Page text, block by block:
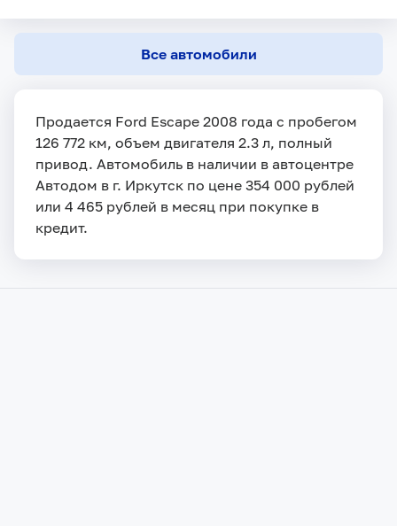
Все автомобили
Продается Ford Escape 2008 года с пробегом
126 772 км, объем двигателя 2.3 л, полный
привод. Автомобиль в наличии в автоцентре
Автодом в г. Иркутск по цене 354 000 рублей
или 4 465 рублей в месяц при покупке в
кредит.